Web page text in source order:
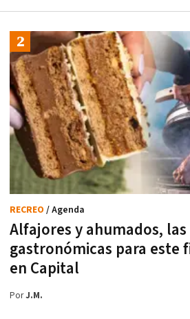
Alfajores y ahumados,
gastronómicas para este
en Capital
RECREO / Agenda
PorJ.M.